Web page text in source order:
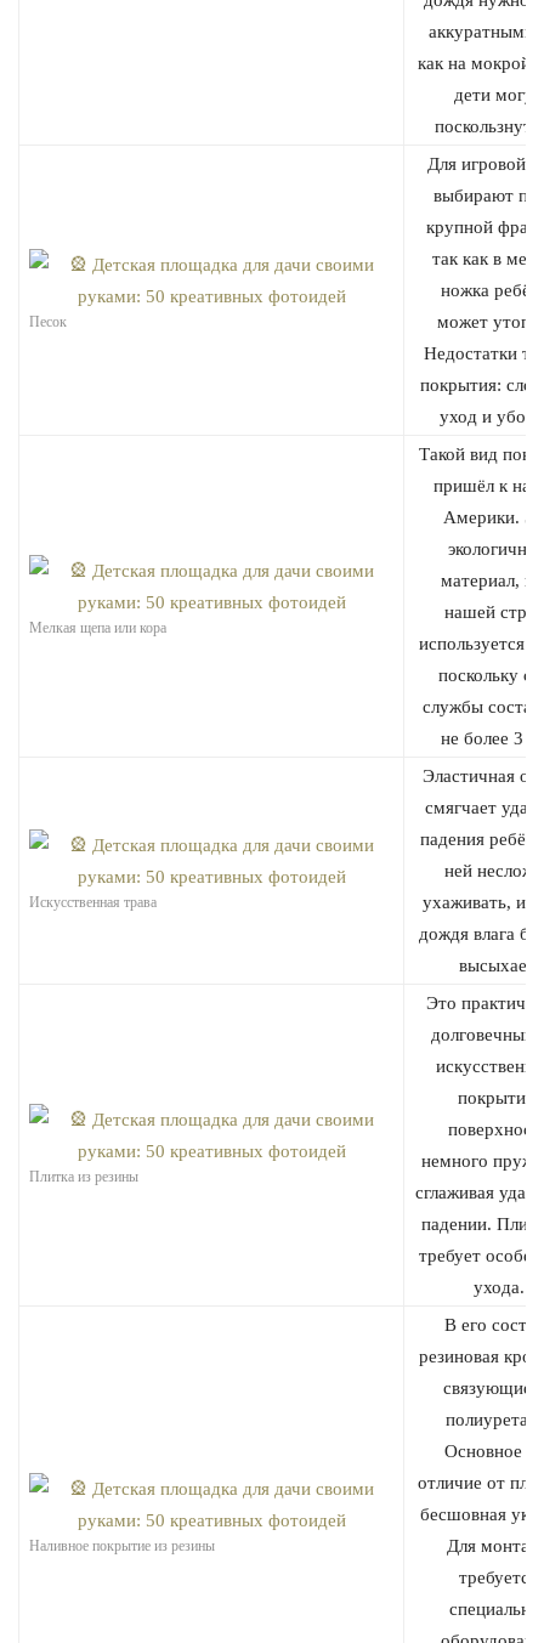
аккуратными,
как на мокрой
дети могут
Песок
Для игровой
выбирают
крупной
так как в
ножка
может
Недостатки
покрытия:
уход и
Мелкая щепа или кора
Такой вид
пришёл к нам
Америки.
материал,
нашей
используется
поскольку
службы
не более 3
Искусственная трава
Эластичная
смягчает
падения
ней
ухаживать, и
дождя влага
высыхает.
Плитка из резины
Это
долговечный
покрытия,
немного
сглаживая
падении.
требует
ухода.
Наливное покрытие из резины
В его
резиновая
связующие
Основное
отличие от
бесшовная
Для
требуется